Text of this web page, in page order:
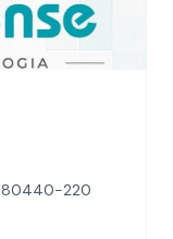
80440-220